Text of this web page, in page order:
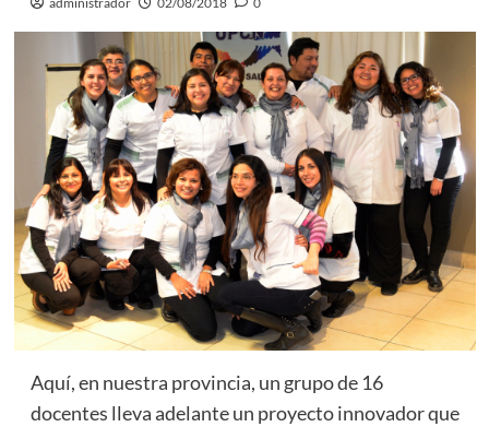
Aquí, en nuestra provincia, un grupo de 16
docentes lleva adelante un proyecto innovador que